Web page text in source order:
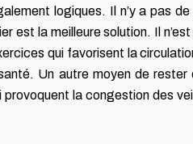
logiques. Il n’y a pas
est la meilleure solution. Il
qui favorisent la
Un autre moyen de rester
la congestion des